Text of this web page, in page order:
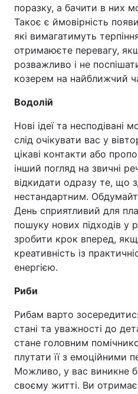
поразку, а бачити в них
Такоє є ймовірність
які вимагатимуть
отримаюєте перевагу,
розважливо і не
козерем на найближчий
Водолій
Нові ідеї та несподівані
слід очікувати вас у
цікаві контакти або
інший погляд на звичні
відкидати одразу те, що
нестандартним.
День сприятливий для
пошуку нових підходів у
зробити крок вперед,
креативність із
енергією.
Риби
Рибам варто
стані та уважності до
стане головним
плутати її з емоційними
Можливо, у вас виникне
своєму житті. Ви